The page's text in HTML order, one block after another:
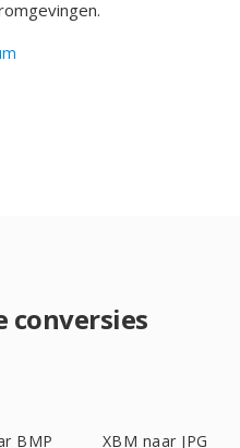
conversies
BMP XBM naar JPG